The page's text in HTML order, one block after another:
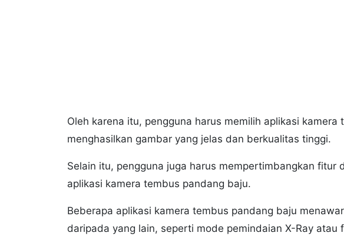
Oleh karena itu, pengguna harus memilih aplikasi kamera
menghasilkan gambar yang jelas dan berkualitas tinggi.
Selain itu, pengguna juga harus mempertimbangkan fitur
aplikasi kamera tembus pandang baju.
Beberapa aplikasi kamera tembus pandang baju
daripada yang lain, seperti mode pemindaian X-Ray atau